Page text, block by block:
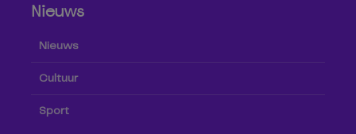
Nieuws
Nieuws
Cultuur
Sport